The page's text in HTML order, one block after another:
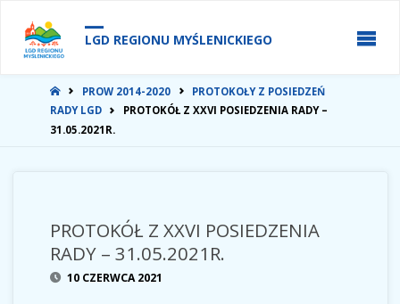
LGD REGIONU MYŚLENICKIEGO
STRONA
GŁÓWNA
PROW 2014-2020
PROTOKOŁY Z POSIEDZEŃ
RADY LGD
PROTOKÓŁ Z XXVI POSIEDZENIA RADY –
31.05.2021R.
PROTOKÓŁ Z XXVI POSIEDZENIA
RADY – 31.05.2021R.
10 CZERWCA 2021